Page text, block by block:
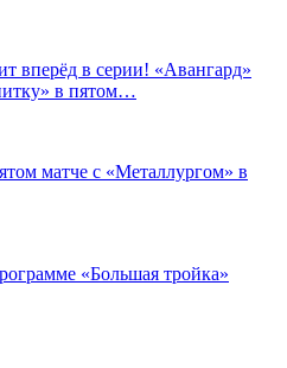
вперёд в серии! «Авангард»
в пятом…
матче с «Металлургом» в
«Большая тройка»